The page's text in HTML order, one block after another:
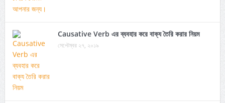
Causative Verb এর ব্যবহার করে বাক্য তৈরি করার নিয়ম
সেপ্টেম্বর ২৭, ২০১৯